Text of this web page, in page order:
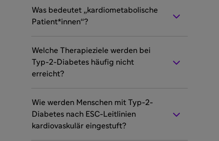
Was bedeutet „kardiometabolische
Patient*innen“?
Welche Therapieziele werden bei
Typ-2-Diabetes häufig nicht
erreicht?
Wie werden Menschen mit Typ-2-
Diabetes nach ESC-Leitlinien
kardiovaskulär eingestuft?